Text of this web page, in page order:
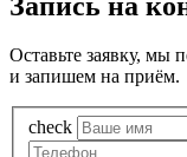
Оставьте заявку, мы
и запишем на приём.
check